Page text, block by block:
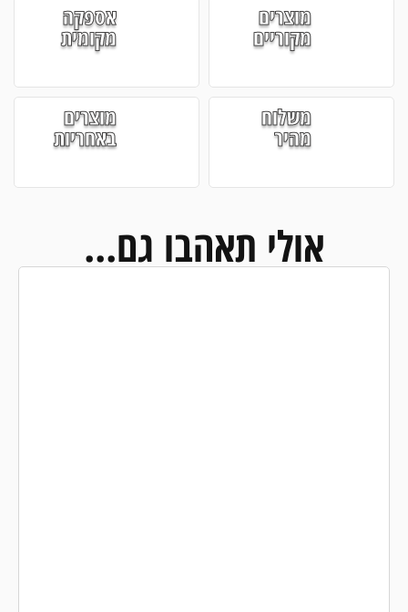
מוצרים
מקוריים
אספקה
מקומית
משלוח
מהיר
מוצרים
באחריות
אולי תאהבו גם...